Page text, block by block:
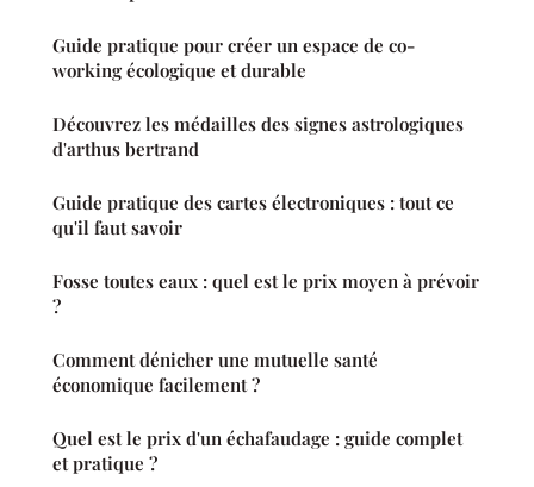
Guide pratique pour créer un espace de co-
working écologique et durable
Découvrez les médailles des signes astrologiques
d'arthus bertrand
Guide pratique des cartes électroniques : tout ce
qu'il faut savoir
Fosse toutes eaux : quel est le prix moyen à prévoir
?
Comment dénicher une mutuelle santé
économique facilement ?
Quel est le prix d'un échafaudage : guide complet
et pratique ?